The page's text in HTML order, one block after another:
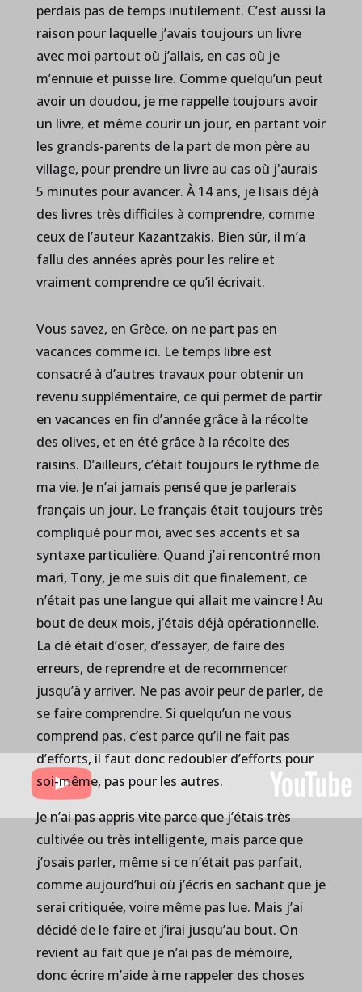
perdais pas de temps inutilement. C’est aussi la
raison pour laquelle j’avais toujours un livre
avec moi partout où j’allais, en cas où je
m’ennuie et puisse lire. Comme quelqu’un peut
avoir un doudou, je me rappelle toujours avoir
un livre, et même courir un jour, en partant voir
les grands-parents de la part de mon père au
village, pour prendre un livre au cas où j'aurais
5 minutes pour avancer. À 14 ans, je lisais déjà
des livres très difficiles à comprendre, comme
ceux de l’auteur Kazantzakis. Bien sûr, il m’a
fallu des années après pour les relire et
vraiment comprendre ce qu’il écrivait.
Vous savez, en Grèce, on ne part pas en
vacances comme ici. Le temps libre est
consacré à d’autres travaux pour obtenir un
revenu supplémentaire, ce qui permet de partir
en vacances en fin d’année grâce à la récolte
des olives, et en été grâce à la récolte des
raisins. D’ailleurs, c’était toujours le rythme de
ma vie. Je n’ai jamais pensé que je parlerais
français un jour. Le français était toujours très
compliqué pour moi, avec ses accents et sa
syntaxe particulière. Quand j’ai rencontré mon
mari, Tony, je me suis dit que finalement, ce
n’était pas une langue qui allait me vaincre ! Au
bout de deux mois, j’étais déjà opérationnelle.
La clé était d’oser, d’essayer, de faire des
erreurs, de reprendre et de recommencer
jusqu’à y arriver. Ne pas avoir peur de parler, de
se faire comprendre. Si quelqu’un ne vous
comprend pas, c’est parce qu’il ne fait pas
d’efforts, il faut donc redoubler d’efforts pour
soi-même, pas pour les autres.
Je n’ai pas appris vite parce que j’étais très
cultivée ou très intelligente, mais parce que
j’osais parler, même si ce n’était pas parfait,
comme aujourd’hui où j’écris en sachant que je
serai critiquée, voire même pas lue. Mais j’ai
décidé de le faire et j’irai jusqu’au bout. On
revient au fait que je n’ai pas de mémoire,
donc écrire m’aide à me rappeler des choses